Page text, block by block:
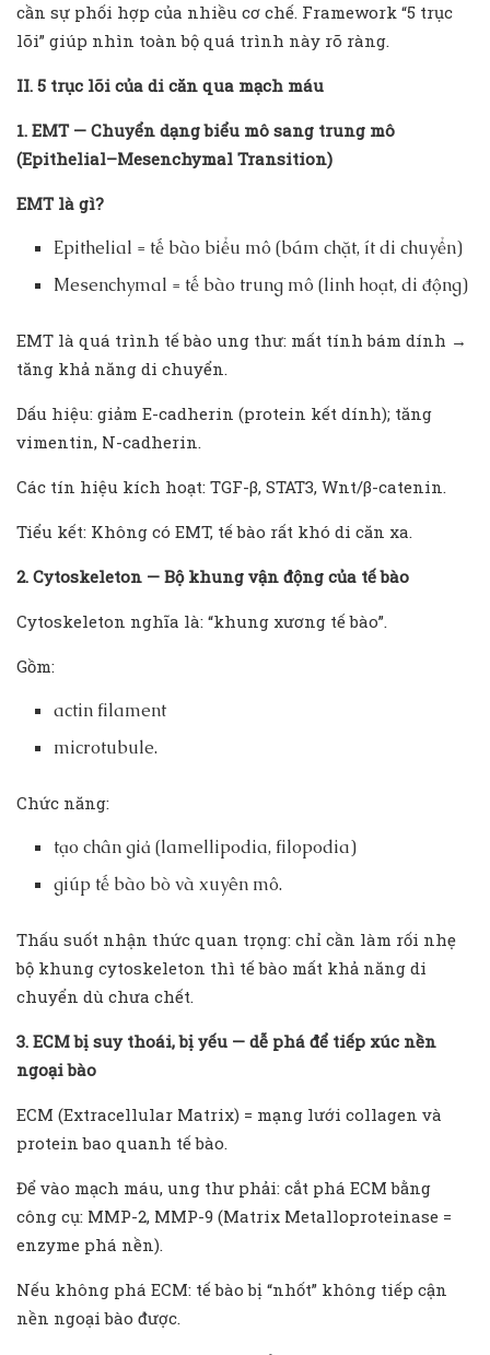
cần sự phối hợp của nhiều cơ chế. Framework “5 trục
lõi” giúp nhìn toàn bộ quá trình này rõ ràng.
II. 5 trục lõi của di căn qua mạch máu
1. EMT — Chuyển dạng biểu mô sang trung mô
(Epithelial–Mesenchymal Transition)
EMT là gì?
Epithelial = tế bào biểu mô (bám chặt, ít di chuyển)
Mesenchymal = tế bào trung mô (linh hoạt, di động)
EMT là quá trình tế bào ung thư: mất tính bám dính →
tăng khả năng di chuyển.
Dấu hiệu: giảm E-cadherin (protein kết dính); tăng
vimentin, N-cadherin.
Các tín hiệu kích hoạt: TGF-β, STAT3, Wnt/β-catenin.
Tiểu kết: Không có EMT, tế bào rất khó di căn xa.
2. Cytoskeleton — Bộ khung vận động của tế bào
Cytoskeleton nghĩa là: “khung xương tế bào”.
Gồm:
actin filament
microtubule.
Chức năng:
tạo chân giả (lamellipodia, filopodia)
giúp tế bào bò và xuyên mô.
Thấu suốt nhận thức quan trọng: chỉ cần làm rối nhẹ
bộ khung cytoskeleton thì tế bào mất khả năng di
chuyển dù chưa chết.
3. ECM bị suy thoái, bị yếu — dễ phá để tiếp xúc nền
ngoại bào
ECM (Extracellular Matrix) = mạng lưới collagen và
protein bao quanh tế bào.
Để vào mạch máu, ung thư phải: cắt phá ECM bằng
công cụ: MMP-2, MMP-9 (Matrix Metalloproteinase =
enzyme phá nền).
Nếu không phá ECM: tế bào bị “nhốt” không tiếp cận
nền ngoại bào được.